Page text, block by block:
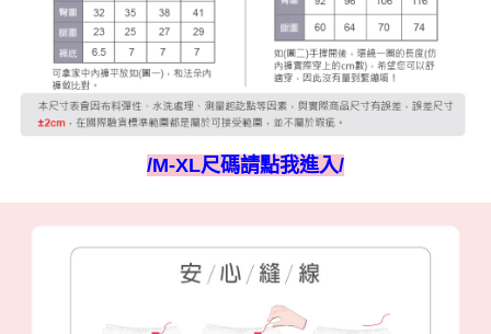
/M-XL尺碼請點我進入/